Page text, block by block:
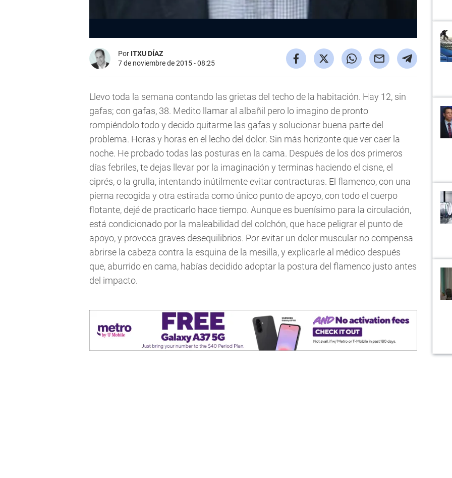
Por ITXU DÍAZ
7 de noviembre de 2015 - 08:25
Llevo toda la semana contando las grietas del techo de la habitación. Hay 12, sin
gafas; con gafas, 38. Medito llamar al albañil pero lo imagino de pronto
rompiéndolo todo y decido quitarme las gafas y solucionar buena parte del
problema. Horas y horas en el lecho del dolor. Sin más horizonte que ver caer la
noche. He probado todas las posturas en la cama. Después de los dos primeros
días febriles, te dejas llevar por la imaginación y terminas haciendo el cisne, el
ciprés, o la grulla, intentando inútilmente evitar contracturas. El flamenco, con una
pierna recogida y otra estirada como único punto de apoyo, con todo el cuerpo
flotante, dejé de practicarlo hace tiempo. Aunque es buenísimo para la circulación,
está condicionado por la maleabilidad del colchón, que hace peligrar el punto de
apoyo, y provoca graves desequilibrios. Por evitar un dolor muscular no compensa
abrirse la cabeza contra la esquina de la mesilla, y explicarle al médico después
que, aburrido en cama, habías decidido adoptar la postura del flamenco justo antes
del impacto.